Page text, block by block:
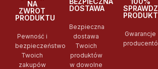
NA
ZWROT
PRODUKTU
Pewność i
bezpieczeństwo
Twoich
zakupów
DOSTAWA
Bezpieczna
dostawa
Twoich
produktów
w dowolne
Gwarancje